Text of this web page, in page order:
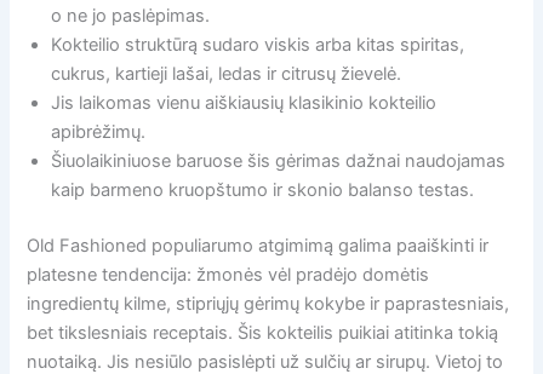
o ne jo paslėpimas.
Kokteilio struktūrą sudaro viskis arba kitas spiritas,
cukrus, kartieji lašai, ledas ir citrusų žievelė.
Jis laikomas vienu aiškiausių klasikinio kokteilio
apibrėžimų.
Šiuolaikiniuose baruose šis gėrimas dažnai naudojamas
kaip barmeno kruopštumo ir skonio balanso testas.
Old Fashioned populiarumo atgimimą galima paaiškinti ir
platesne tendencija: žmonės vėl pradėjo domėtis
ingredientų kilme, stipriųjų gėrimų kokybe ir paprastesniais,
bet tikslesniais receptais. Šis kokteilis puikiai atitinka tokią
nuotaiką. Jis nesiūlo pasislėpti už sulčių ar sirupų. Vietoj to